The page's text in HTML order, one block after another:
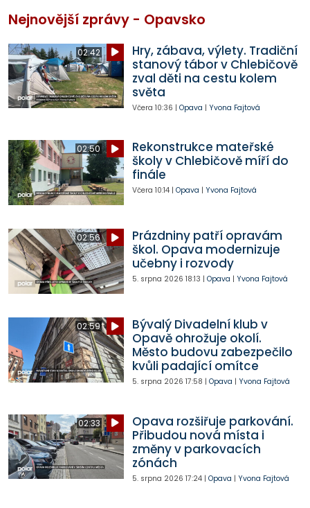
Nejnovější zprávy - Opavsko
02:42
Hry, zábava, výlety. Tradiční
stanový tábor v Chlebičově
zval děti na cestu kolem
světa
Včera 10:36 | Opava | Yvona Fajtová
02:50
Rekonstrukce mateřské
školy v Chlebičově míří do
finále
Včera 10:14| Opava | Yvona Fajtová
02:56
Prázdniny patří opravám
škol. Opava modernizuje
učebny i rozvody
5. srpna 2026 18:13 | Opava | Yvona Fajtová
02:59
Bývalý Divadelní klub v
Opavě ohrožuje okolí.
Město budovu zabezpečilo
kvůli padající omítce
5. srpna 2026 17:58 | Opava | Yvona Fajtová
02:33
Opava rozšiřuje parkování.
Přibudou nová místa i
změny v parkovacích
zónách
5. srpna 2026 17:24| Opava | Yvona Fajtová